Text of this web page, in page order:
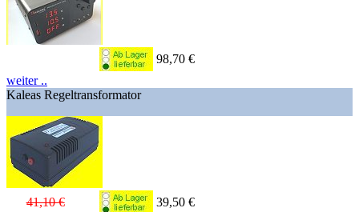
98,70 €
weiter ..
Kaleas Regeltransformator
41,10 €
39,50 €